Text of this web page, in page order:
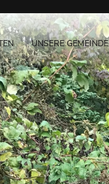
UNSERE GEMEINDE